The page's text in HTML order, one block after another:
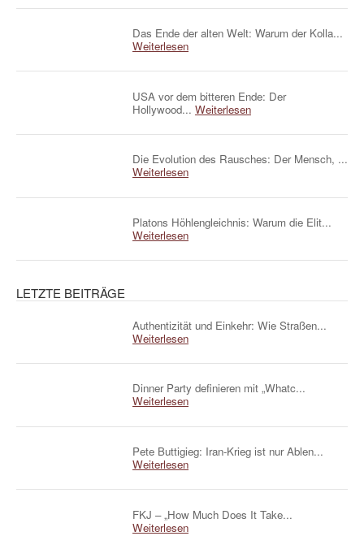
Das Ende der alten Welt: Warum der Kolla...
Weiterlesen
USA vor dem bitteren Ende: Der
Hollywood... Weiterlesen
Die Evolution des Rausches: Der Mensch, ...
Weiterlesen
Platons Höhlengleichnis: Warum die Elit...
Weiterlesen
LETZTE BEITRÄGE
Authentizität und Einkehr: Wie Straßen...
Weiterlesen
Dinner Party definieren mit „Whatc...
Weiterlesen
Pete Buttigieg: Iran-Krieg ist nur Ablen...
Weiterlesen
FKJ – „How Much Does It Take...
Weiterlesen